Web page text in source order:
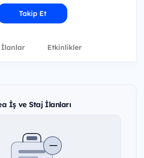
Takip Et
İlanlar Etkinlikler
İş ve Staj İlanları